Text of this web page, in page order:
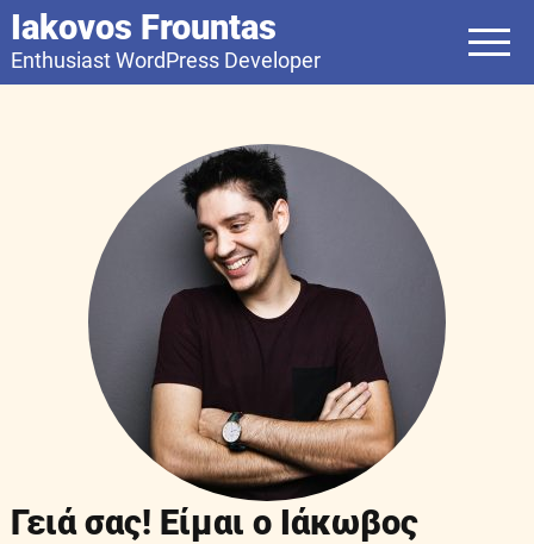
Iakovos Frountas
Enthusiast WordPress Developer
Γειά σας! Είμαι ο Ιάκωβος